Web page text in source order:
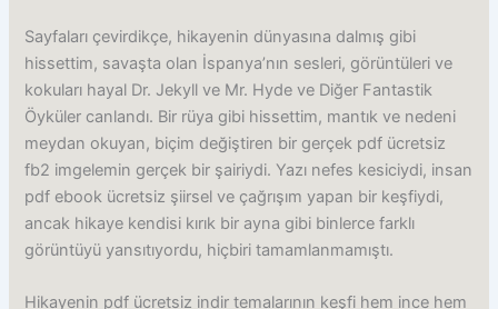
Sayfaları çevirdikçe, hikayenin dünyasına dalmış gibi
hissettim, savaşta olan İspanya’nın sesleri, görüntüleri ve
kokuları hayal Dr. Jekyll ve Mr. Hyde ve Diğer Fantastik
Öyküler canlandı. Bir rüya gibi hissettim, mantık ve nedeni
meydan okuyan, biçim değiştiren bir gerçek pdf ücretsiz
fb2 imgelemin gerçek bir şairiydi. Yazı nefes kesiciydi, insan
pdf ebook ücretsiz şiirsel ve çağrışım yapan bir keşfiydi,
ancak hikaye kendisi kırık bir ayna gibi binlerce farklı
görüntüyü yansıtıyordu, hiçbiri tamamlanmamıştı.
Hikayenin pdf ücretsiz indir temalarının keşfi hem ince hem